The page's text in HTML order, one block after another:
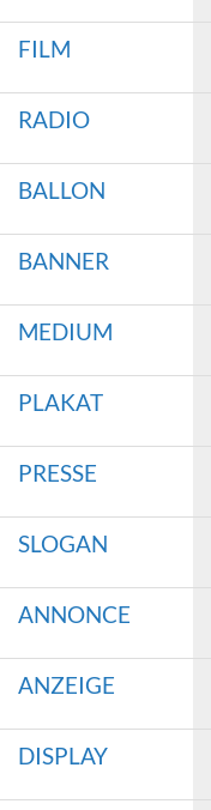
FILM
RADIO
BALLON
BANNER
MEDIUM
PLAKAT
PRESSE
SLOGAN
ANNONCE
ANZEIGE
DISPLAY